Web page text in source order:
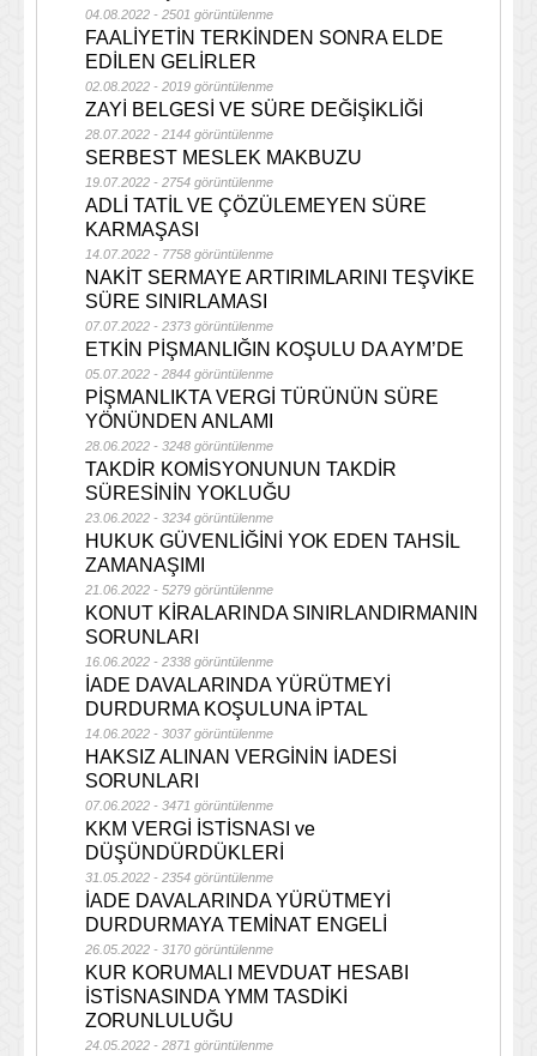
04.08.2022 - 2501 görüntülenme
FAALİYETİN TERKİNDEN SONRA ELDE
EDİLEN GELİRLER
02.08.2022 - 2019 görüntülenme
ZAYİ BELGESİ VE SÜRE DEĞİŞİKLİĞİ
28.07.2022 - 2144 görüntülenme
SERBEST MESLEK MAKBUZU
19.07.2022 - 2754 görüntülenme
ADLİ TATİL VE ÇÖZÜLEMEYEN SÜRE
KARMAŞASI
14.07.2022 - 7758 görüntülenme
NAKİT SERMAYE ARTIRIMLARINI TEŞVİKE
SÜRE SINIRLAMASI
07.07.2022 - 2373 görüntülenme
ETKİN PİŞMANLIĞIN KOŞULU DA AYM’DE
05.07.2022 - 2844 görüntülenme
PİŞMANLIKTA VERGİ TÜRÜNÜN SÜRE
YÖNÜNDEN ANLAMI
28.06.2022 - 3248 görüntülenme
TAKDİR KOMİSYONUNUN TAKDİR
SÜRESİNİN YOKLUĞU
23.06.2022 - 3234 görüntülenme
HUKUK GÜVENLİĞİNİ YOK EDEN TAHSİL
ZAMANAŞIMI
21.06.2022 - 5279 görüntülenme
KONUT KİRALARINDA SINIRLANDIRMANIN
SORUNLARI
16.06.2022 - 2338 görüntülenme
İADE DAVALARINDA YÜRÜTMEYİ
DURDURMA KOŞULUNA İPTAL
14.06.2022 - 3037 görüntülenme
HAKSIZ ALINAN VERGİNİN İADESİ
SORUNLARI
07.06.2022 - 3471 görüntülenme
KKM VERGİ İSTİSNASI ve
DÜŞÜNDÜRDÜKLERİ
31.05.2022 - 2354 görüntülenme
İADE DAVALARINDA YÜRÜTMEYİ
DURDURMAYA TEMİNAT ENGELİ
26.05.2022 - 3170 görüntülenme
KUR KORUMALI MEVDUAT HESABI
İSTİSNASINDA YMM TASDİKİ
ZORUNLULUĞU
24.05.2022 - 2871 görüntülenme